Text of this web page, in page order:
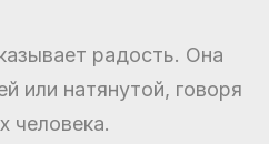
радость. Она
или натянутой, говоря
человека.